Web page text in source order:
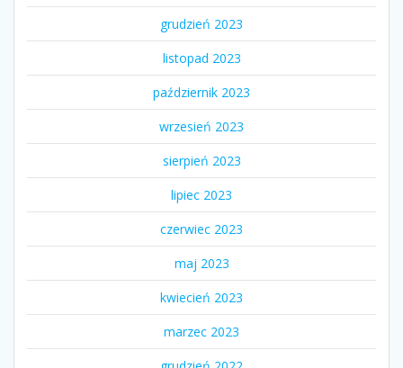
grudzień 2023
listopad 2023
październik 2023
wrzesień 2023
sierpień 2023
lipiec 2023
czerwiec 2023
maj 2023
kwiecień 2023
marzec 2023